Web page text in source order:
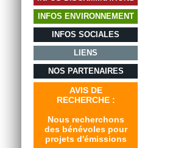
INFOS ENVIRONNEMENT
INFOS SOCIALES
LIENS
NOS PARTENAIRES
AVIS DE
RECHERCHE :
Nous recherchons
des bénévoles pour
projets d'émissions